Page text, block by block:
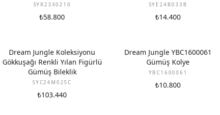
SYR23X0210
₺58.800
SYE24B033B
₺14.400
Dream Jungle Koleksiyonu
Gökkuşağı Renkli Yılan Figürlü
Gümüş Bileklik
SYC24M025C
₺103.440
Dream Jungle YBC1600061
Gümüş Kolye
YBC1600061
₺10.800